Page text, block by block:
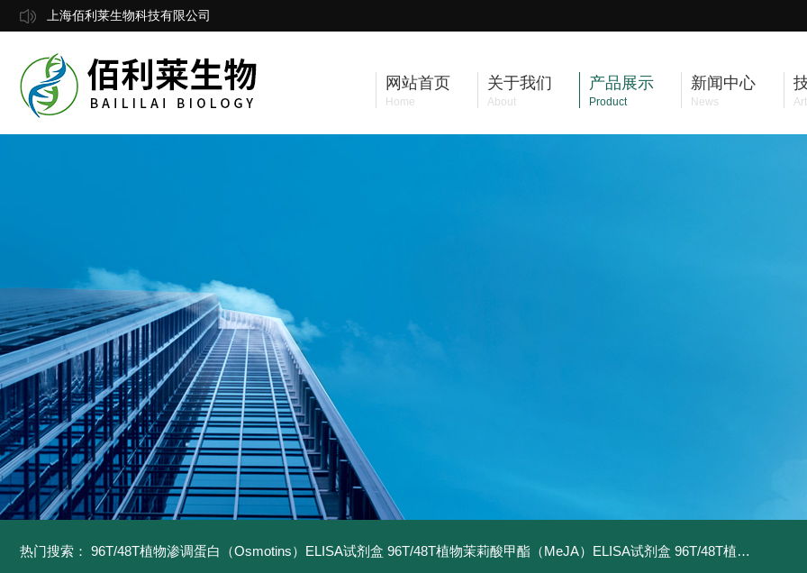
上海佰利莱生物科技有限公司
网站首页
Home
关于我们
About
产品展示
Product
新闻中心
News
热门搜索： 96T/48T植物渗调蛋白（Osmotins）ELISA试剂盒 96T/48T植物茉莉酸甲酯（MeJA）ELISA试剂盒 96T/48T植物茉莉酸（JA）ELISA试剂盒